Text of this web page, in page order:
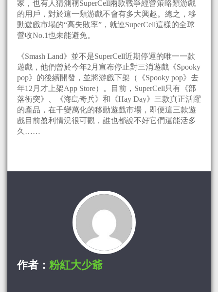
家，也有人猜測稱SuperCell兩款戰爭經營策略類游戲
的用戶，對於這一類游戲不會有多大興趣。總之，移
動遊戲市場的“高失敗率”，就連SuperCell這樣的全球
營收No.1也未能避免。
《Smash Land》並不是SuperCell近期停運的唯一一款
遊戲，他們曾於今年2月宣布停止對三消遊戲《Spooky
pop》的後續開發，並將游戲下架（《Spooky pop》去
年12月才上架App Store）。目前，SuperCell只有《部
落衝突》、《海島奇兵》和《Hay Day》三款真正活躍
的產品，在千變萬化的移動遊戲市場，即便這三款遊
戲目前盈利情況很可觀，誰也都說不好它們還能活多
久……
作者： 粉紅大少爺